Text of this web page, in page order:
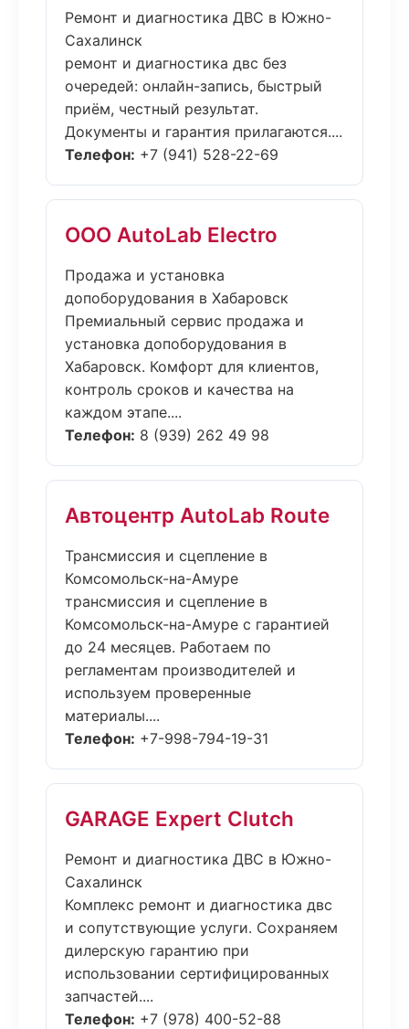
Ремонт и диагностика ДВС в Южно-
Сахалинск
ремонт и диагностика двс без
очередей: онлайн-запись, быстрый
приём, честный результат.
Документы и гарантия прилагаются....
Телефон: +7 (941) 528-22-69
ООО AutoLab Electro
Продажа и установка
допоборудования в Хабаровск
Премиальный сервис продажа и
установка допоборудования в
Хабаровск. Комфорт для клиентов,
контроль сроков и качества на
каждом этапе....
Телефон: 8 (939) 262 49 98
Автоцентр AutoLab Route
Трансмиссия и сцепление в
Комсомольск-на-Амуре
трансмиссия и сцепление в
Комсомольск-на-Амуре с гарантией
до 24 месяцев. Работаем по
регламентам производителей и
используем проверенные
материалы....
Телефон: +7-998-794-19-31
GARAGE Expert Clutch
Ремонт и диагностика ДВС в Южно-
Сахалинск
Комплекс ремонт и диагностика двс
и сопутствующие услуги. Сохраняем
дилерскую гарантию при
использовании сертифицированных
запчастей....
Телефон: +7 (978) 400-52-88